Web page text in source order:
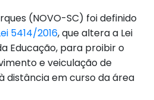
(NOVO-SC) foi definido
5414/2016, que altera a Lei
Educação, para proibir o
e veiculação de
distância em curso da área